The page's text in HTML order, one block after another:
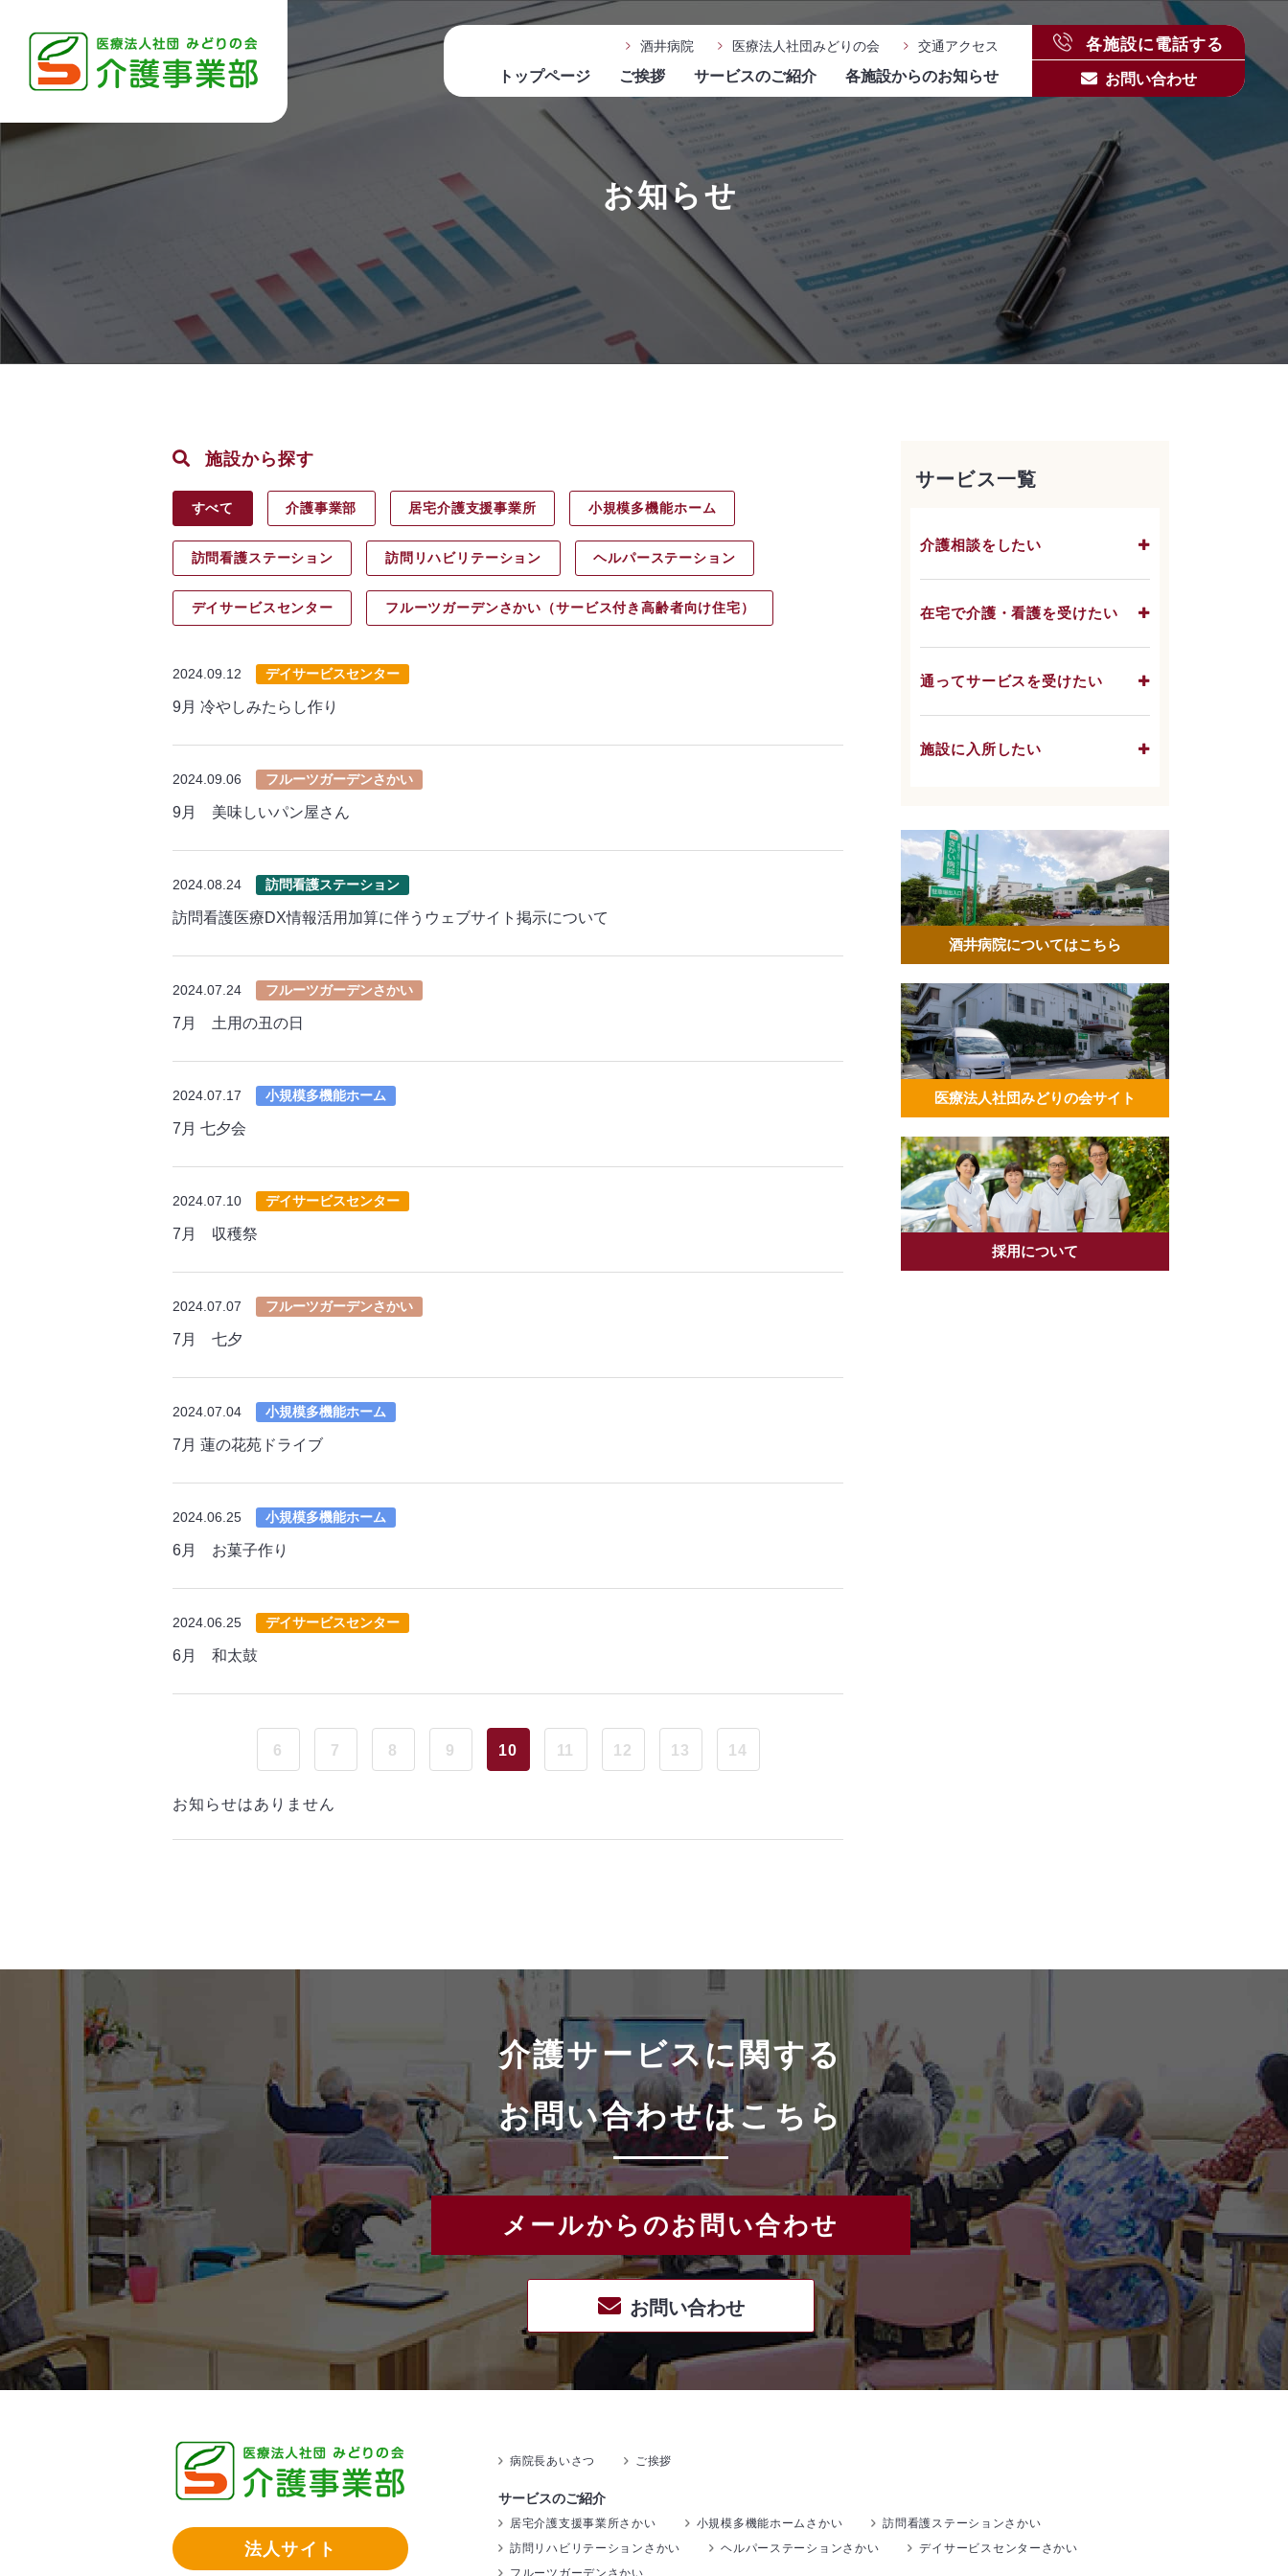
酒井病院 医療法人社団みどりの会 交通アクセス
トップページ ご挨拶 サービスのご紹介 各施設からのお知らせ
各施設に電話する
お問い合わせ
お知らせ
施設から探す
すべて 介護事業部 居宅介護支援事業所 小規模多機能ホーム
訪問看護ステーション 訪問リハビリ テーション ヘルパーステーション
デイサービスセンター フルーツガーデンさかい（サービス付き高齢者向け住宅）
2024.09.12 デイサービスセンター
9月 冷やしみたらし作り
2024.09.06 フルーツガーデンさかい
9月 美味しいパン屋さん
2024.08.24 訪問看護ステーション
訪問看護医療DX情報活用加算に伴うウェブサイト掲示について
2024.07.24 フルーツガーデンさかい
7月 土用の丑の日
2024.07.17 小規模多機能ホーム
7月 七夕会
2024.07.10 デイサービスセンター
7月 収穫祭
2024.07.07 フルーツガーデンさかい
7月 七夕
2024.07.04 小規模多機能ホーム
7月 蓮の花苑ドライブ
2024.06.25 小規模多機能ホーム
6月 お菓子作り
2024.06.25 デイサービスセンター
6月 和太鼓
6 7 8 9 10 11 12 13 14
お知らせはありません
サービス一覧
介護相談をしたい
在宅で介護・看護を受けたい
通ってサービスを受けたい
施設に入所したい
酒井病院についてはこちら
医療法人社団みどりの会サイト
採用について
介護サービスに関する
お問い合わせはこちら
メールからのお問い合わせ
お問い合わせ
法人サイト
病院長あいさつ ご挨拶
サービスのご紹介
居宅介護支援事業所さかい 小規模多機能ホームさかい
訪問看護ステーションさかい
訪問リハビリテーションさかい
ヘルパーステーションさかい
デイサービスセンターさかい
フルーツガーデンさかい